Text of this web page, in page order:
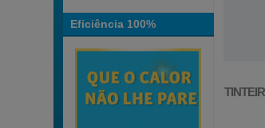
Eficiência 100%